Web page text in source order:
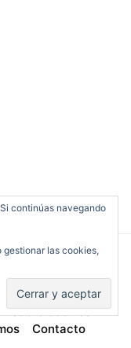
sobre cookies
Contacto
continúas navegando
gestionar las cookies,